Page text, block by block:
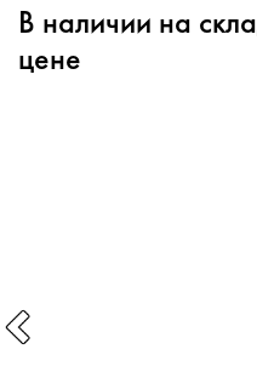
В наличии на
цене